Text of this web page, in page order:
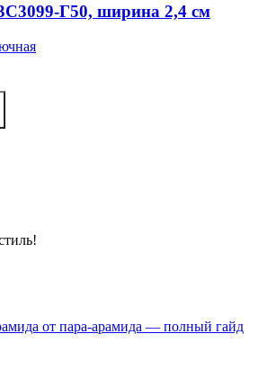
Г50, ширина 2,4 см
от пара-арамида — полный гайд